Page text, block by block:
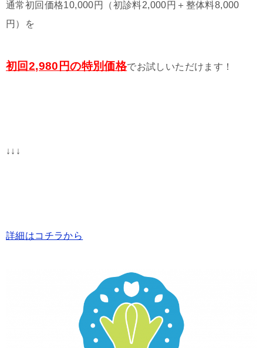
通常初回価格10,000円（初診料2,000円＋整体料8,000
円）を
初回2,980円の特別価格でお試しいただけます！
↓↓↓
詳細はコチラから